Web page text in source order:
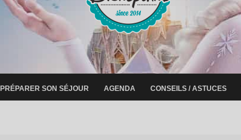
PRÉPARER SON SÉJOUR AGENDA CONSEILS / ASTUCES